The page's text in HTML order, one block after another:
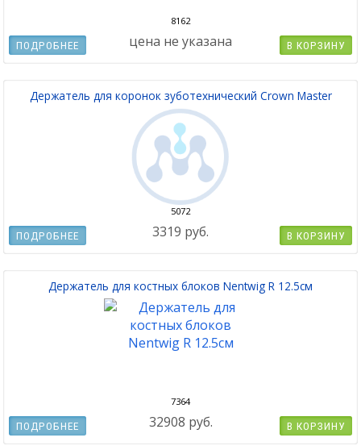
8162
цена не указана В КОРЗИНУ
ПОДРОБНЕЕ
Держатель для коронок зуботехнический Crown Master
5072
3319 руб. В КОРЗИНУ
ПОДРОБНЕЕ
Держатель для костных блоков Nentwig R 12.5см
7364
32908 руб. В КОРЗИНУ
ПОДРОБНЕЕ